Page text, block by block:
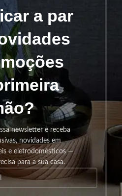
a par
newsletter e receba
novidades em
e eletrodomésticos —
para a sua casa.